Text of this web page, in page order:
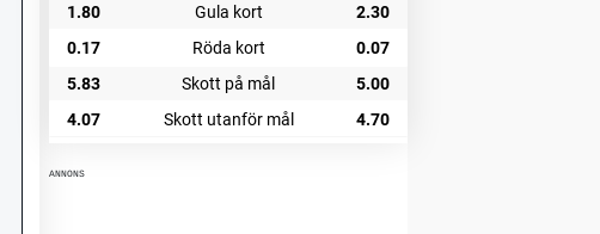
1.80
Gula kort
2.30
0.17
Röda kort
0.07
5.83
Skott på mål
5.00
4.07
Skott utanför mål 4.70
ANNONS